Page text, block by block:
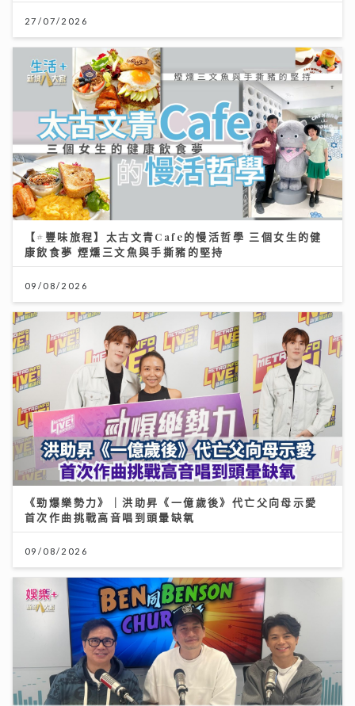
27/07/2026
【#豐味旅程】太古文青Cafe的慢活哲學 三個女生的健
康飲食夢 煙燻三文魚與手撕豬的堅持
09/08/2026
《勁爆樂勢力》｜洪助昇《一億歲後》代亡父向母示愛
首次作曲挑戰高音唱到頭暈缺氧
09/08/2026